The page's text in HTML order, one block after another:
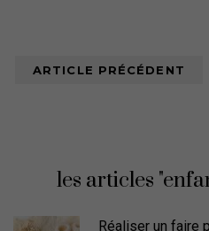
ARTICLE PRÉCÉDENT
les articles
Réaliser un faire